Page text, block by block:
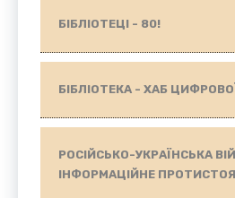
БІБЛІОТЕЦІ - 80!
БІБЛІОТЕКА - ХАБ
РОСІЙСЬКО-УКРАЇНСЬКА
ІНФОРМАЦІЙНЕ